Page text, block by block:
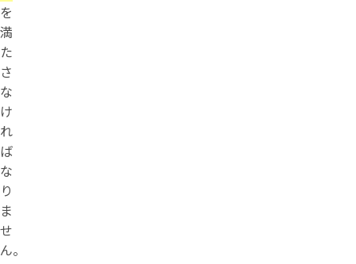
を
満
た
さ
な
け
れ
ば
な
り
ま
せ
ん。